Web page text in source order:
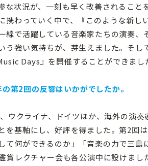
状況が、一刻も早く改善されること
わっていく中で、『このような新し
線で活躍している音楽家たちの演奏、
う強い気持ちが、芽生えました。そ
Days』を開催することができまし
第2回の反響はいかがでしたか。
ウクライナ、ドイツほか、海外の演
を基軸にし、好評を得ました。第2回
て何ができるのか」「音楽の力で三
賞レクチャー会も各公演中に設けまし